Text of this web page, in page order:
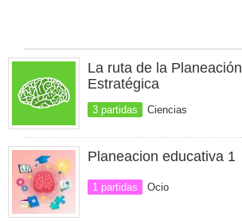
La ruta de la Planeación
Estratégica
3 partidas Ciencias
Planeacion educativa 1
1 partidas Ocio